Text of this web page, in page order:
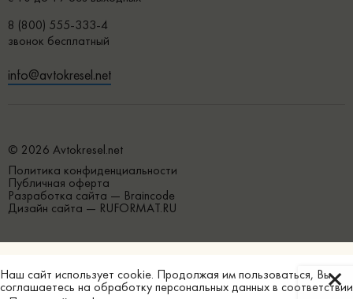
8 (800) 555-333-4
звонок бесплатный
info@avtokresel.net
© 2026 Avtokresel.net
Политика конфиденциальности
Публичная оферта
Разработка сайта — Braincode
Дизайн сайта — RUFORMAT.RU
Наш сайт использует cookie. Продолжая им пользоваться, Вы
соглашаетесь на обработку персональных данных в соответствии